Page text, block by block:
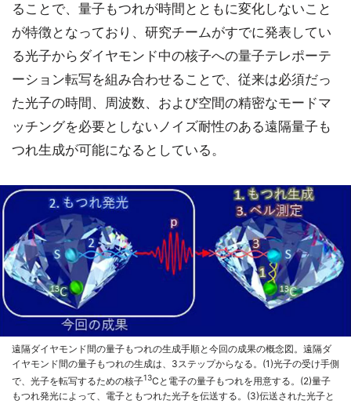
ることで、量子もつれが時間とともに変化しないこと
が特徴となっており、研究チームがすでに発表してい
る光子からダイヤモンド中の核子への量子テレポーテ
ーション転写を組み合わせることで、従来は必須だっ
た光子の時間、周波数、および空間の精密なモードマ
ッチングを必要としないノイズ耐性のある遠隔量子も
つれ生成が可能になるとしている。
遠隔ダイヤモンド間の量子もつれの生成手順と今回の成果の概念図。遠隔ダ
イヤモンド間の量子もつれの生成は、3ステップからなる。(1)光子の受け手側
で、光子を転写するための核子13Cと電子の量子もつれを用意する。(2)量子
もつれ発光によって、電子ともつれた光子を伝送する。(3)伝送された光子と